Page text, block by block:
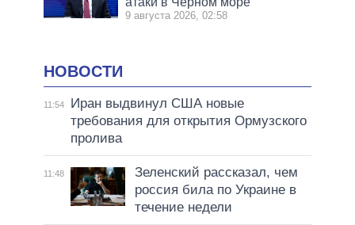
9 августа 2026, 02:58
НОВОСТИ
11:54
Иран выдвинул США новые
требования для открытия Ормузского
пролива
11:48
Зеленский рассказал, чем
россия била по Украине в
течение недели